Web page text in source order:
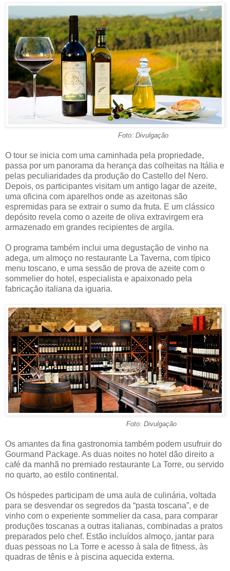
Foto: Divulgação
O tour se inicia com uma caminhada pela propriedade,
passa por um panorama da herança das colheitas na Itália e
pelas peculiaridades da produção do Castello del Nero.
Depois, os participantes visitam um antigo lagar de azeite,
uma oficina com aparelhos onde as azeitonas são
espremidas para se extrair o sumo da fruta. E um clássico
depósito revela como o azeite de oliva extravirgem era
armazenado em grandes recipientes de argila.
O programa também inclui uma degustação de vinho na
adega, um almoço no restaurante La Taverna, com típico
menu toscano, e uma sessão de prova de azeite com o
sommelier do hotel, especialista e apaixonado pela
fabricação italiana da iguaria.
Foto: Divulgação
Os amantes da fina gastronomia também podem usufruir do
Gourmand Package. As duas noites no hotel dão direito a
café da manhã no premiado restaurante La Torre, ou servido
no quarto, ao estilo continental.
Os hóspedes participam de uma aula de culinária, voltada
para se desvendar os segredos da “pasta toscana”, e de
vinho com o experiente sommelier da casa, para comparar
produções toscanas a outras italianas, combinadas a pratos
preparados pelo chef. Estão incluídos almoço, jantar para
duas pessoas no La Torre e acesso à sala de fitness, às
quadras de tênis e à piscina aquecida externa.